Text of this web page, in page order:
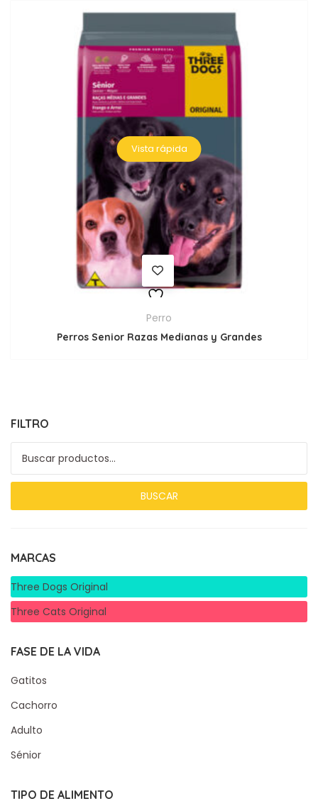
Vista rápida
Perro
Perros Senior Razas Medianas y Grandes
FILTRO
BUSCAR
MARCAS
Three Dogs Original
Three Cats Original
FASE DE LA VIDA
Gatitos
Cachorro
Adulto
Sénior
TIPO DE ALIMENTO